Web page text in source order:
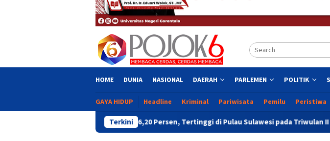
HOME DUNIA NASIONAL DAERAH PARLEMEN POLITIK
GAYA HIDUP Headline Kriminal Pariwisata Pemilu Peristiwa
Terkini
Gorontalo Tumbuh 6,20 Persen, Tertinggi di Pulau Sulawesi pada Triwulan II 2026